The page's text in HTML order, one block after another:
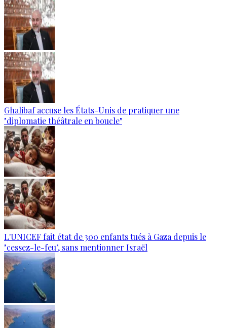
Ghalibaf accuse les États-Unis de pratiquer une
"diplomatie théâtrale en boucle"
L'UNICEF fait état de 300 enfants tués à Gaza depuis le
"cessez-le-feu", sans mentionner Israël